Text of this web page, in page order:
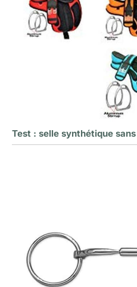
Test : selle synthétique